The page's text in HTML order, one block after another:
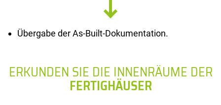
Übergabe der As-Built-Dokumentation.
ERKUNDEN SIE DIE INNENRÄUME DER
FERTIGHÄUSER